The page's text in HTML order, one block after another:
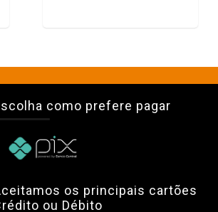
como prefere pagar
os principais cartões
ou Débito